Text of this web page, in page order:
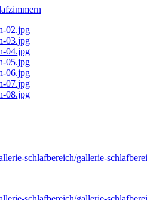
schlafbereich/gallerie-